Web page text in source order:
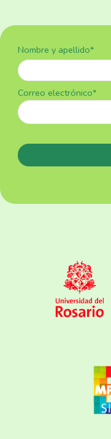
Nombre y apellido*
Correo electrónico*